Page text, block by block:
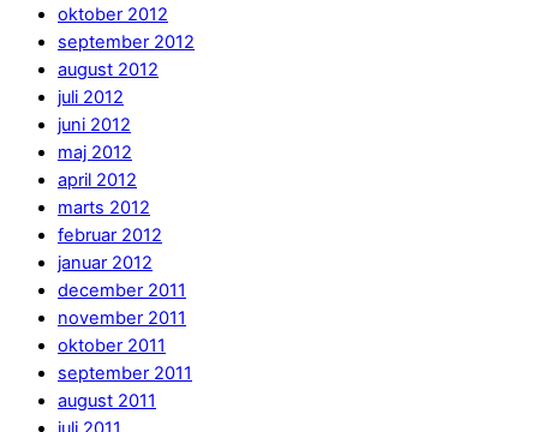
oktober 2012
september 2012
august 2012
juli 2012
juni 2012
maj 2012
april 2012
marts 2012
februar 2012
januar 2012
december 2011
november 2011
oktober 2011
september 2011
august 2011